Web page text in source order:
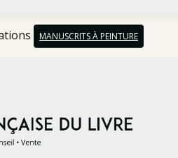
MANUSCRITS À PEINTURE